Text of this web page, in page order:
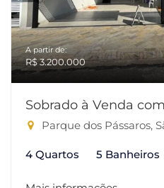
A partir de:
R$ 3.200.000
Sobrado à Venda
Parque dos Pássaros,
4 Quartos 5 Banheiros